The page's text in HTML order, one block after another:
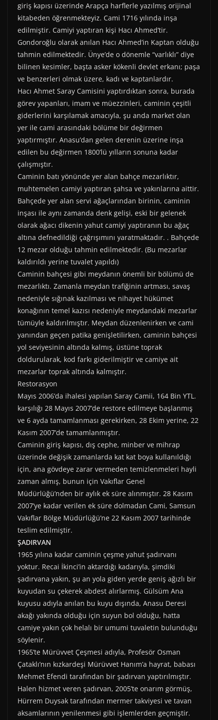
giriş kapısı üzerinde Arapça harflerle yazılmış orijinal
kitabeden öğrenmekteyiz. Cami 1716 yılında inşa
edilmiştir. Camiyi yaptıran kişi Hacı Ahmed’tir.
Gondoroğlu olarak anılan Hacı Ahmed’in Kaptan olduğu
tahmin edilmektedir. Ünye’de o dönemle “varlıklı” diye
bilinen kesimler, başta asker kökenli devlet erkanı; paşa
ve benzerleri olmak üzere, kadı ve kaptanlardır.
Hacı Ahmet Saray Camisini yaptırdıktan sonra, burada
görev yapanları, imam ve müezzinleri, caminin çeşitli
giderlerini karşılamak amacıyla, şu anda market olan
yer ile cami arasındaki bölüme bir değirmen
yaptırmıştır. Anasu’dan gelen derenin üzerine inşa
edilen bu değirmen 1800’lü yılların sonuna kadar
çalışmıştır.
Caminin batı yönünde yer alan bahçe mezarlıktır,
muhtemelen camiyi yaptıran şahsa ve yakınlarına aittir.
Bahçede yer alan servi ağaçlarından birinin, caminin
inşası ile aynı zamanda denk gelişi, eski bir gelenek
olarak ağacı dikenin yahut camiyi yaptıranın bu ağaç
altına defnedildiği çağrışımını yaratmaktadır. . Bahçede
12 mezar olduğu tahmin edilmektedir. (Bu mezarlar
kaldırıldı yerine tuvalet yapıldı)
Caminin bahçesi gibi meydanın önemli bir bölümü de
mezarlıktı. Zamanla meydan trafiğinin artması, savaş
nedeniyle sığınak kazılması ve nihayet hükümet
konağının temel kazısı nedeniyle meydandaki mezarlar
tümüyle kaldırılmıştır. Meydan düzenlenirken ve cami
yanından geçen patika genişletilirken, caminin bahçesi
yol seviyesinin altında kalmış, üstüne toprak
doldurularak, kod farkı giderilmiştir ve camiye ait
mezarlar toprak altında kalmıştır.
Restorasyon
Mayıs 2006’da ihalesi yapılan Saray Camii, 164 Bin YTL.
karşılığı 28 Mayıs 2007’de restore edilmeye başlanmış
ve 6 ayda tamamlanması gerekirken, 28 Ekim yerine, 22
Kasım 2007’de tamamlanmıştır.
Caminin giriş kapısı, dış cephe, minber ve mihrap
üzerinde değişik zamanlarda kat kat boya kullanıldığı
için, ana gövdeye zarar vermeden temizlenmeleri hayli
zaman almış, bunun için Vakıflar Genel
Müdürlüğü’nden bir aylık ek süre alınmıştır. 28 Kasım
2007’ye kadar verilen ek süre dolmadan Cami, Samsun
Vakıflar Bölge Müdürlüğü’ne 22 Kasım 2007 tarihinde
teslim edilmiştir.
ŞADIRVAN
1965 yılına kadar caminin çeşme yahut şadırvanı
yoktur. Recai İkinci’in aktardığı kadarıyla, şimdiki
şadırvana yakın, şu an yola giden yerde geniş ağızlı bir
kuyudan su çekerek abdest alırlarmış. Gülsüm Ana
kuyusu adıyla anılan bu kuyu dışında, Anasu Deresi
akağı yakında olduğu için suyun bol olduğu, hatta
camiye yakın çok helalı bir umumi tuvaletin bulunduğu
söylenir.
1965’te Mürüvvet Çeşmesi adıyla, Profesör Osman
Çataklı’nın kızkardeşi Mürüvvet Hanım’a hayrat, babası
Mehmet Efendi tarafından bir şadırvan yaptırılmıştır.
Halen hizmet veren şadırvan, 2005’te onarım görmüş,
Hürrem Duysak tarafından mermer takviyesi ve tavan
aksamlarının yenilenmesi gibi işlemlerden geçmiştir.